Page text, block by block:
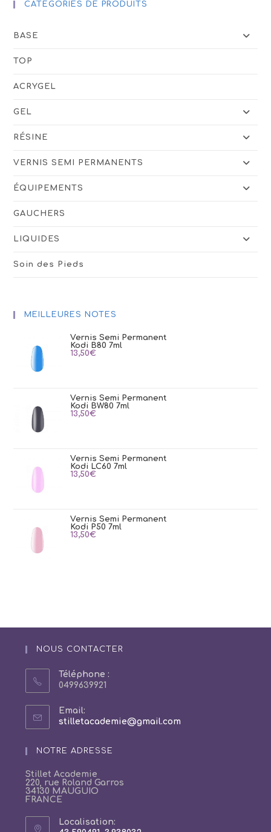
CATÉGORIES DE PRODUITS
BASE
TOP
ACRYGEL
GEL
RÉSINE
VERNIS SEMI PERMANENTS
ÉQUIPEMENTS
GAUCHERS
LIQUIDES
Soin des Pieds
MEILLEURES NOTES
Vernis Semi Permanent
Kodi B80 7ml
13,50€
Vernis Semi Permanent
Kodi BW80 7ml
13,50€
Vernis Semi Permanent
Kodi LC60 7ml
13,50€
Vernis Semi Permanent
Kodi P50 7ml
13,50€
NOUS CONTACTER
Téléphone :
0499639921
Email:
stilletacademie@gmail.comS’ouvre
NOTRE ADRESSE
Stillet Academie
220, rue Roland Garros
34130 MAUGUIO
FRANCE
Localisation: